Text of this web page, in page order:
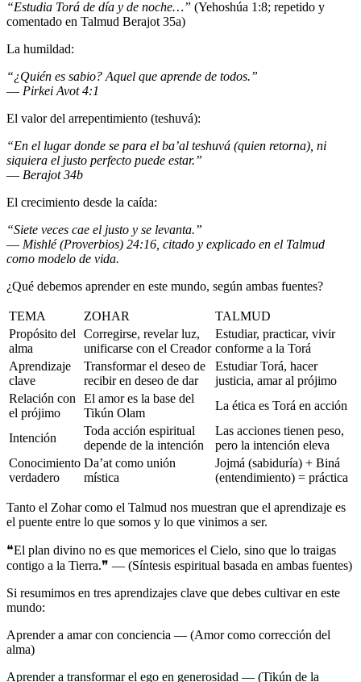
“Estudia Torá de día y de noche…” (Yehoshúa 1:8; repetido y
comentado en Talmud Berajot 35a)
La humildad:
“¿Quién es sabio? Aquel que aprende de todos.”
— Pirkei Avot 4:1
El valor del arrepentimiento (teshuvá):
“En el lugar donde se para el ba’al teshuvá (quien retorna), ni
siquiera el justo perfecto puede estar.”
— Berajot 34b
El crecimiento desde la caída:
“Siete veces cae el justo y se levanta.”
— Mishlé (Proverbios) 24:16, citado y explicado en el Talmud
como modelo de vida.
¿Qué debemos aprender en este mundo, según ambas fuentes?
TEMA ZOHAR
TALMUD
Propósito del
alma
Corregirse, revelar luz,
unificarse con el Creador
Estudiar, practicar, vivir
conforme a la Torá
Aprendizaje
clave
Transformar el deseo de
recibir en deseo de dar
Estudiar Torá, hacer
justicia, amar al prójimo
Relación con
el prójimo
El amor es la base del
Tikún Olam
La ética es Torá en acción
Intención
Toda acción espiritual
depende de la intención
Las acciones tienen peso,
pero la intención eleva
Conocimiento
verdadero
Da’at como unión
mística
Jojmá (sabiduría) + Biná
(entendimiento) = práctica
Tanto el Zohar como el Talmud nos muestran que el aprendizaje es
el puente entre lo que somos y lo que vinimos a ser.
❝El plan divino no es que memorices el Cielo, sino que lo traigas
contigo a la Tierra.❞ — (Síntesis espiritual basada en ambas fuentes)
Si resumimos en tres aprendizajes clave que debes cultivar en este
mundo:
Aprender a amar con conciencia — (Amor como corrección del
alma)
Aprender a transformar el ego en generosidad — (Tikún de la